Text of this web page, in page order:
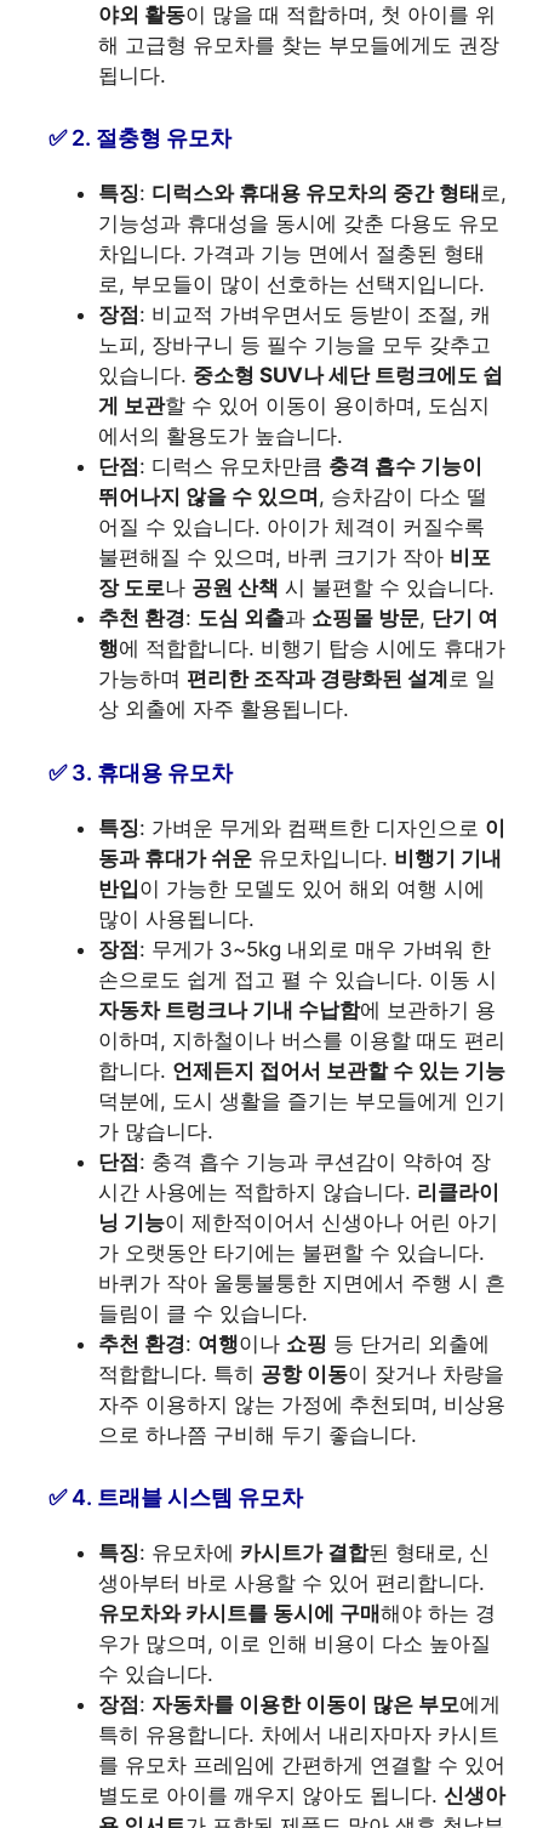
야외 활동이 많을 때 적합하며, 첫 아이를 위
해 고급형 유모차를 찾는 부모들에게도 권장
됩니다.
2. 절충형 유모차
특징: 디럭스와 휴대용 유모차의 중간 형태 로,
기능성과 휴대성을 동시에 갖춘 다용도 유모
차입니다. 가격과 기능 면에서 절충된 형태
로, 부모들이 많이 선호하는 선택지입니다.
장점 : 비교적 가벼우면서도 등받이 조절, 캐
노피, 장바구니 등 필수 기능을 모두 갖추고
있습니다. 중소형 SUV나 세단 트렁크에도 쉽
게 보관할 수 있어 이동이 용이하며, 도심지
에서의 활용도가 높습니다.
단점 : 디럭스 유모차만큼 충격 흡수 기능이
뛰어나지 않을 수 있으며 , 승차감이 다소 떨
어질 수 있습니다. 아이가 체격이 커질수록
불편해질 수 있으며, 바퀴 크기가 작아 비포
장 도로나 공원 산책 시 불편할 수 있습니다.
추천 환경: 도심 외출과 쇼핑몰 방문, 단기 여
행에 적합합니다. 비행기 탑승 시에도 휴대가
가능하며 편리한 조작과 경량화된 설계 로 일
상 외출에 자주 활용됩니다.
3. 휴대용 유모차
특징: 가벼운 무게와 컴팩트한 디자인으로 이
동과 휴대가 쉬운 유모차입니다. 비행기 기내
반입이 가능한 모델도 있어 해외 여행 시에
많이 사용됩니다.
장점: 무게가 3~5kg 내외로 매우 가벼워 한
손으로도 쉽게 접고 펼 수 있습니다. 이동 시
자동차 트렁크나 기내 수납함에 보관하기 용
이하며, 지하철이나 버스를 이용할 때도 편리
합니다. 언제든지 접어서 보관할 수 있는 기능
덕분에, 도시 생활을 즐기는 부모들에게 인기
가 많습니다.
단점: 충격 흡수 기능과 쿠션감이 약하여 장
시간 사용에는 적합하지 않습니다. 리클라이
닝 기능이 제한적이어서 신생아나 어린 아기
가 오랫동안 타기에는 불편할 수 있습니다.
바퀴가 작아 울퉁불퉁한 지면에서 주행 시 흔
들림이 클 수 있습니다.
추천 환경: 여행이나 쇼핑 등 단거리 외출에
적합합니다. 특히 공항 이동이 잦거나 차량을
자주 이용하지 않는 가정에 추천되며, 비상용
으로 하나쯤 구비해 두기 좋습니다.
4. 트래블 시스템 유모차
특징: 유모차에 카시트가 결합된 형태로, 신
생아부터 바로 사용할 수 있어 편리합니다.
유모차와 카시트를 동시에 구매해야 하는 경
우가 많으며, 이로 인해 비용이 다소 높아질
수 있습니다.
장점 : 자동차를 이용한 이동이 많은 부모에게
특히 유용합니다. 차에서 내리자마자 카시트
를 유모차 프레임에 간편하게 연결할 수 있어
별도로 아이를 깨우지 않아도 됩니다. 신생아